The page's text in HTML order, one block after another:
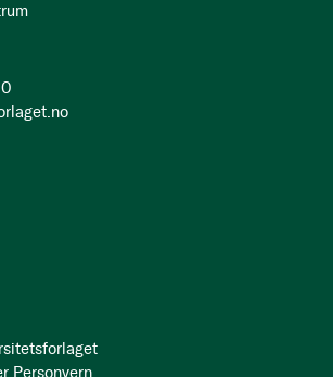
Personvern